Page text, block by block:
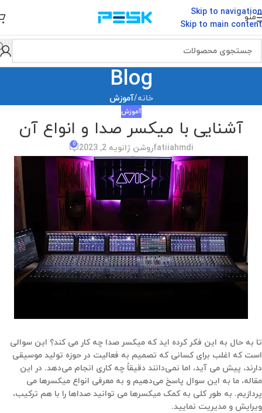
Skip to navigation
Skip to main content
منو
Blog
خانه/آموزش
آموزش
آشنایی با میکسر صدا و انواع آن
fatiiahmdiروشن ژانویه 2, 2023 0
تا به حال به این فکر کرده اید که میکسر صدا چه کار می کند؟ این سوالی
است که اغلب برای کسانی که تصمیم به فعالیت در حوزه تولید موسیقی
دارند، پیش می آید، اما نمی‌دانند دقیقاً چه کاری انجام می‌دهد. در این
مقاله، ما به این سوال پاسخ می‌دهیم و به معرفی انواع میکسرها می
پردازیم. به طور کلی به کمک میکسرها می توانید صداها را با هم ترکیب،
ویرایش و مدیریت نمایید.